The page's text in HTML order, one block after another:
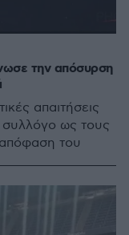
την απόσυρση
απαιτήσεις
συλλόγο ως τους
του